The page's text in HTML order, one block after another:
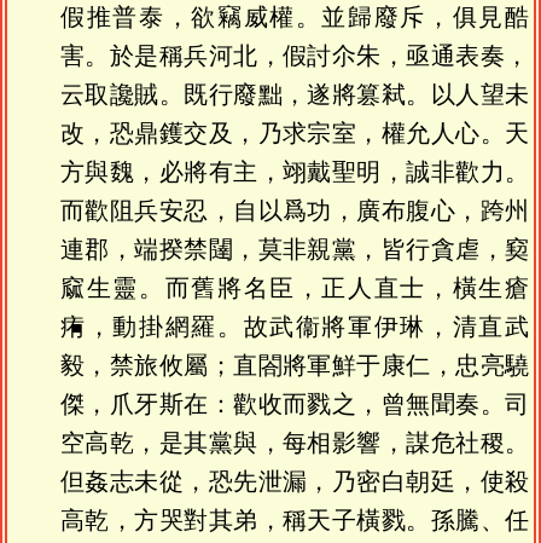
假推普泰，欲竊威權。並歸廢斥，俱見酷
害。於是稱兵河北，假討尒朱，亟通表奏，
云取讒賊。既行廢黜，遂將篡弒。以人望未
改，恐鼎鑊交及，乃求宗室，權允人心。天
方與魏，必將有主，翊戴聖明，誠非歡力。
而歡阻兵安忍，自以爲功，廣布腹心，跨州
連郡，端揆禁闥，莫非親黨，皆行貪虐，窫
窳生靈。而舊將名臣，正人直士，橫生瘡
痏，動掛網羅。故武衞將軍伊琳，清直武
毅，禁旅攸屬；直閤將軍鮮于康仁，忠亮驍
傑，爪牙斯在：歡收而戮之，曾無聞奏。司
空高乾，是其黨與，每相影響，謀危社稷。
但姦志未從，恐先泄漏，乃密白朝廷，使殺
高乾，方哭對其弟，稱天子橫戮。孫騰、任